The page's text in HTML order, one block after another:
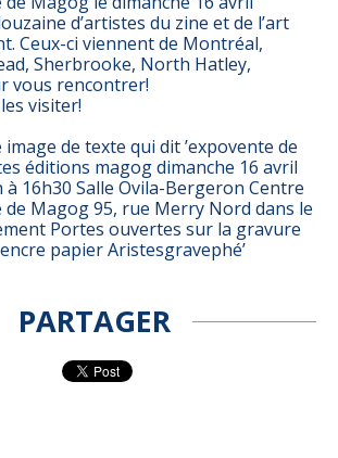
d’artistes du zine et de l’art
Ceux-ci viennent de Montréal,
Sherbrooke, North Hatley,
vous rencontrer!
visiter!
PARTAGER